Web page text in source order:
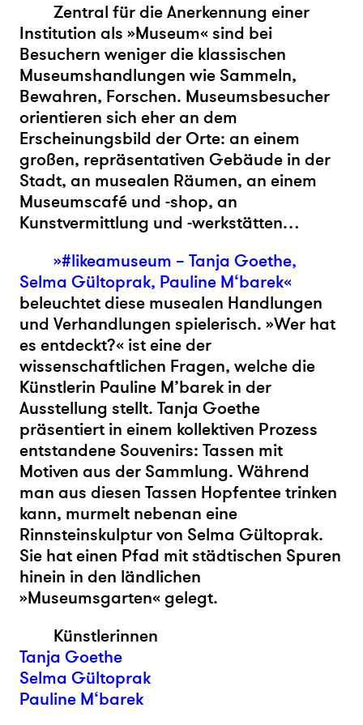
Zentral für die Anerkennung einer
Institution als »Museum« sind bei
Besuchern weniger die klassischen
Museumshandlungen wie Sammeln,
Bewahren, Forschen. Museumsbesucher
orientieren sich eher an dem
Erscheinungsbild der Orte: an einem
großen, repräsentativen Gebäude in der
Stadt, an musealen Räumen, an einem
Museumscafé und -shop, an
Kunstvermittlung und -werkstätten…
»#likeamuseum – Tanja Goethe,
Selma Gültoprak, Pauline M‘barek«
beleuchtet diese musealen Handlungen
und Verhandlungen spielerisch. »Wer hat
es entdeckt?« ist eine der
wissenschaftlichen Fragen, welche die
Künstlerin Pauline M’barek in der
Ausstellung stellt. Tanja Goethe
präsentiert in einem kollektiven Prozess
entstandene Souvenirs: Tassen mit
Motiven aus der Sammlung. Während
man aus diesen Tassen Hopfentee trinken
kann, murmelt nebenan eine
Rinnsteinskulptur von Selma Gültoprak.
Sie hat einen Pfad mit städtischen Spuren
hinein in den ländlichen
»Museumsgarten« gelegt.
Künstlerinnen
Tanja Goethe
Selma Gültoprak
Pauline M‘barek